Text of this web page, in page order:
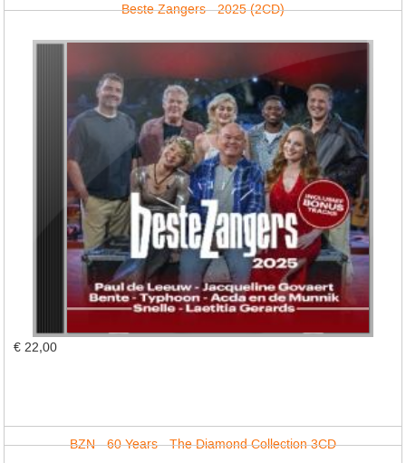
Beste Zangers - 2025 (2CD)
€ 22,00
BZN - 60 Years - The Diamond Collection 3CD